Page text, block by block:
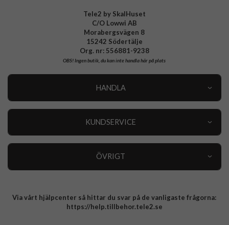
Tele2 by SkalHuset
C/O Lowwi AB
Morabergsvägen 8
15242 Södertälje
Org. nr: 556881-9238
OBS!Ingen butik, du kan inte handla här på plats
HANDLA
KUNDSERVICE
ÖVRIGT
Integritetspolicy
Via vårt hjälpcenter så hittar du svar på de vanligaste frågorna:
https://help.tillbehor.tele2.se